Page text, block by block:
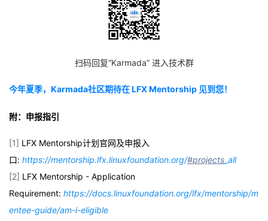
扫码回复“Karmada” 进入技术群
今年夏季，Karmada社区期待在 LFX Mentorship 见到您！
附：申报指引
[1] LFX Mentorship计划官网及申报入
口: https://mentorship.lfx.linuxfoundation.org/#projects _all
[2] LFX Mentorship - Application
Requirement: https://docs.linuxfoundation.org/lfx/mentorship/m
entee-guide/am-i-eligible